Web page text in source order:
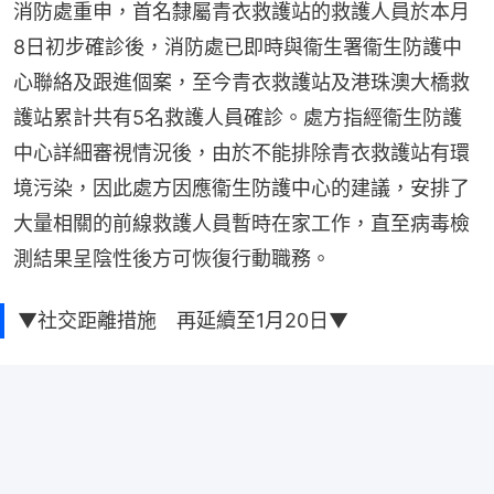
消防處重申，首名隸屬⻘⾐救護站的救護⼈員於本⽉
8⽇初步確診後，消防處已即時與衞生署衞生防護中
心聯絡及跟進個案，至今青衣救護站及港珠澳大橋救
護站累計共有5名救護人員確診。處方指經衞生防護
中心詳細審視情況後，由於不能排除青衣救護站有環
境污染，因此處方因應衞生防護中心的建議，安排了
大量相關的前線救護人員暫時在家工作，直至病毒檢
測結果呈陰性後方可恢復行動職務。
▼社交距離措施 再延續至1月20日▼